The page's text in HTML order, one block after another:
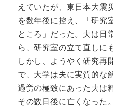
えていたが、東日本大震
を数年後に控え、「研究
ところ」だった。夫は日
ら、研究室の立て直しに
しかし、ようやく研究再
で、大学は夫に実質的な
過労の極致にあった夫は
その数日後に亡くなった